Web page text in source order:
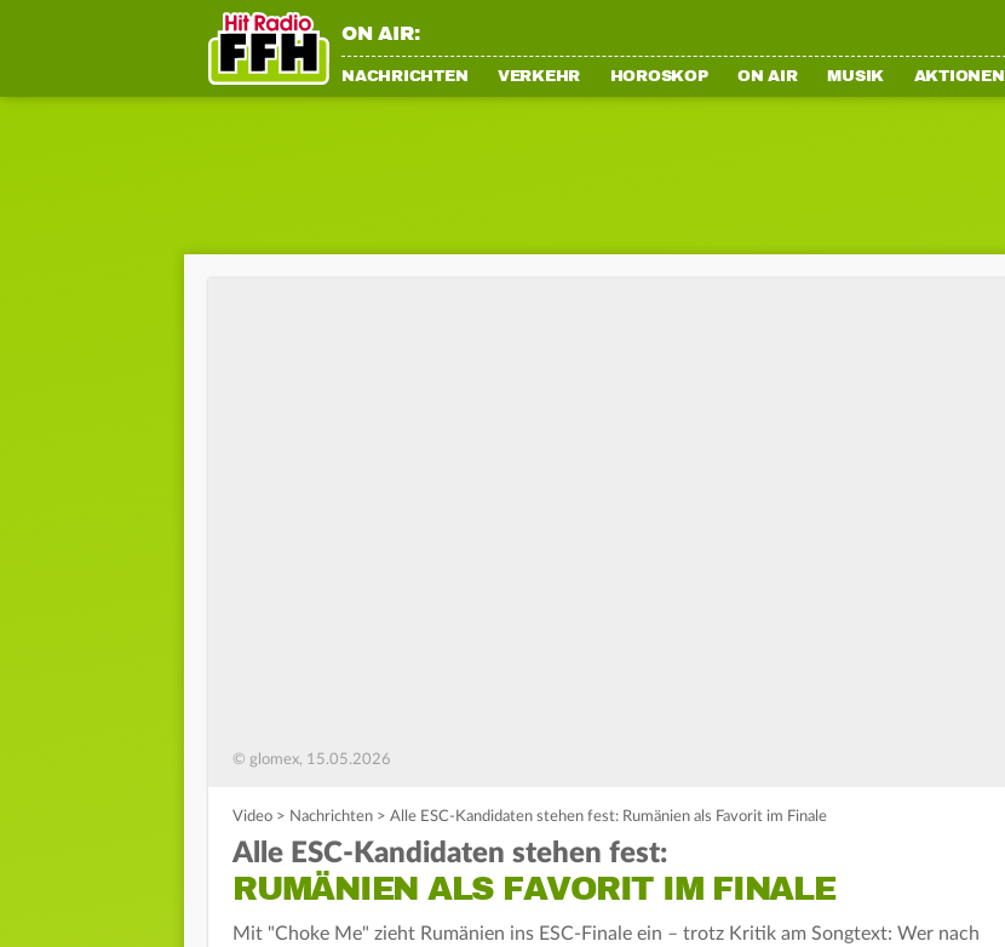
ON AIR:
NACHRICHTEN VERKEHR HOROSKOP ON AIR MUSIK AKTIONEN
© glomex, 15.05.2026
Video > Nachrichten > Alle ESC-Kandidaten stehen fest: Rumänien als Favorit im Finale
Alle ESC-Kandidaten stehen fest:
RUMÄNIEN ALS FAVORIT IM FINALE
Mit "Choke Me" zieht Rumänien ins ESC-Finale ein – trotz Kritik am Songtext: Wer nach